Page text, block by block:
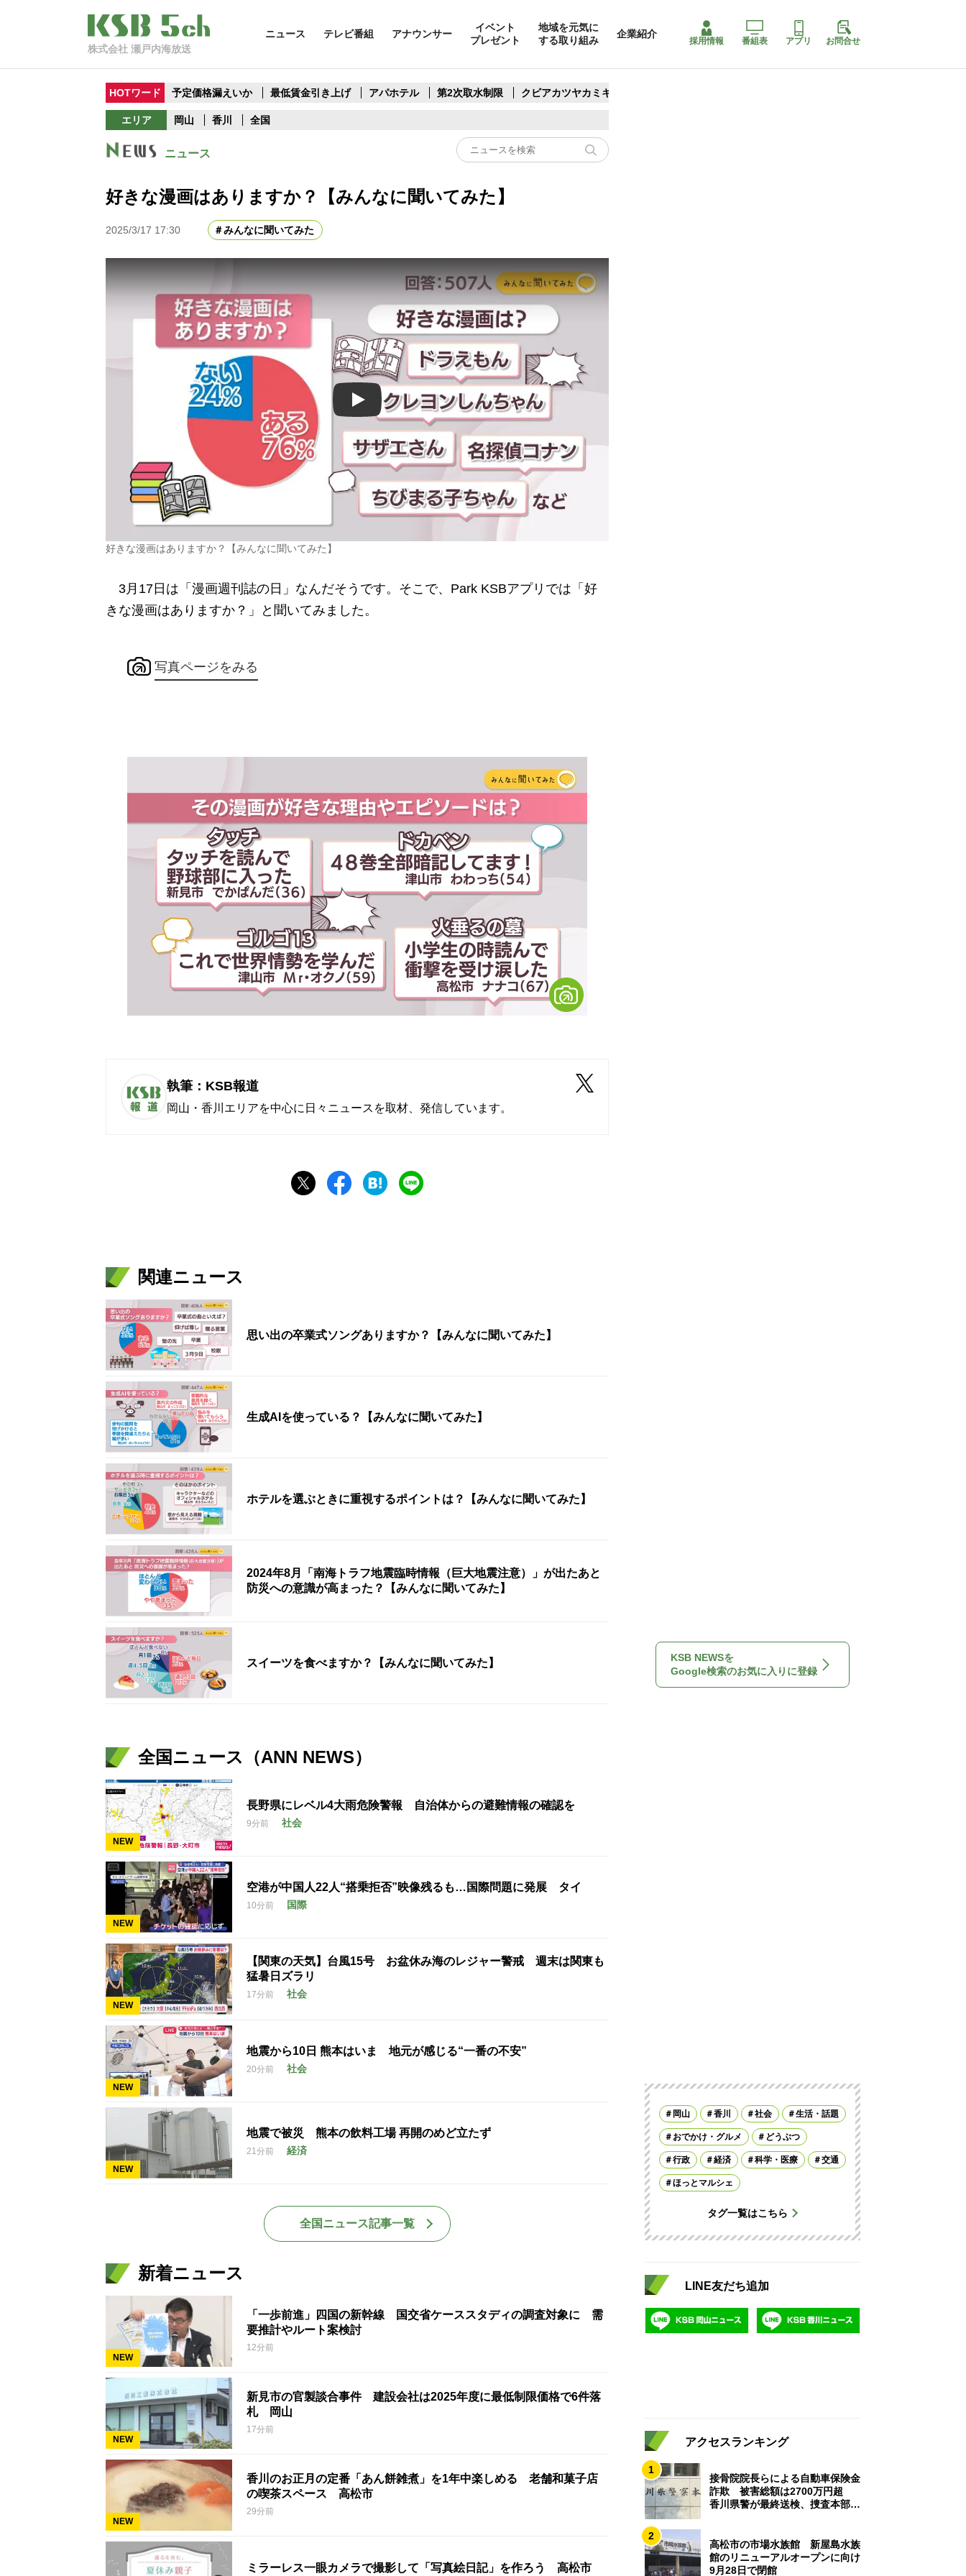
株式会社 瀬戸内海放送
ニュース テレビ番組 アナウンサー
イベント
プレゼント
地域を元気に
する取り組み
企業紹介
採用情報 番組表 アプリ お問合せ
HOTワード 予定価格漏えいか 最低賃金引き上げ アパホテル 第2次取水制限 クビアカツヤカミキリ
エリア 岡山 香川 全国
ニュース
好きな漫画はありますか？【みんなに聞いてみた】
2025/3/17 17:30 みんなに聞いてみた
Play
好きな漫画はありますか？【みんなに聞いてみた】
3月17日は「漫画週刊誌の日」なんだそうです。そこで、Park KSBアプリでは「好
きな漫画はありますか？」と聞いてみました。
写真ページをみる
執筆：KSB報道
岡山・香川エリアを中心に日々ニュースを取材、発信しています。
関連ニュース
思い出の卒業式ソングありますか？【みんなに聞いてみた】
生成AIを使っている？【みんなに聞いてみた】
ホテルを選ぶときに重視するポイントは？【みんなに聞いてみた】
2024年8月「南海トラフ地震臨時情報（巨大地震注意）」が出たあと
防災への意識が高まった？【みんなに聞いてみた】
スイーツを食べますか？【みんなに聞いてみた】
全国ニュース（ANN NEWS）
NEW
長野県にレベル4大雨危険警報 自治体からの避難情報の確認を
9分前 社会
NEW
空港が中国人22人“搭乗拒否”映像残るも…国際問題に発展 タイ
10分前 国際
NEW
【関東の天気】台風15号 お盆休み海のレジャー警戒 週末は関東も
猛暑日ズラリ
17分前 社会
NEW
地震から10日 熊本はいま 地元が感じる“一番の不安”
20分前 社会
NEW
地震で被災 熊本の飲料工場 再開のめど立たず
21分前 経済
全国ニュース記事一覧
新着ニュース
NEW
「一歩前進」四国の新幹線 国交省ケーススタディの調査対象に 需
要推計やルート案検討
12分前
NEW
新見市の官製談合事件 建設会社は2025年度に最低制限価格で6件落
札 岡山
17分前
NEW
香川のお正月の定番「あん餅雑煮」を1年中楽しめる 老舗和菓子店
の喫茶スペース 高松市
29分前
ミラーレス一眼カメラで撮影して「写真絵日記」を作ろう 高松市
KSB NEWSを
Google検索のお気に入りに登録
岡山 香川 社会 生活・話題
おでかけ・グルメ どうぶつ
行政 経済 科学・医療 交通
ほっとマルシェ
タグ一覧はこちら
LINE友だち追加
アクセスランキング
1
接骨院院長らによる自動車保険金
詐欺 被害総額は2700万円超
香川県警が最終送検、捜査本部解
2
高松市の市場水族館 新屋島水族
館のリニューアルオープンに向け
9月28日で閉館